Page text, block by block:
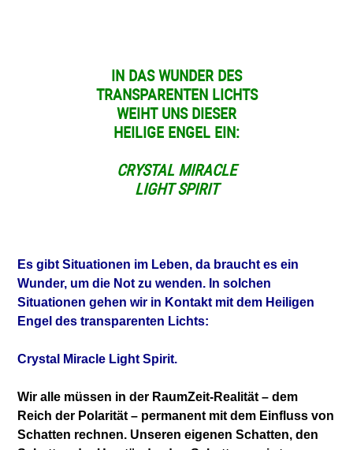
IN DAS WUNDER DES
TRANSPARENTEN LICHTS
WEIHT UNS DIESER
HEILIGE ENGEL EIN:
CRYSTAL MIRACLE
LIGHT SPIRIT
Es gibt Situationen im Leben, da braucht esein
Wunder, um die Not zu wenden. In solchen
Situationen gehen wir in Kontakt mit dem Heiligen
Engel des transparenten Lichts:
Crystal Miracle Light Spirit.
Wir alle müssen in der RaumZeit-Realität –dem
Reich der Polarität – permanent mit dem Einfluss von
Schatten rechnen. Unseren eigenenSchatten, den